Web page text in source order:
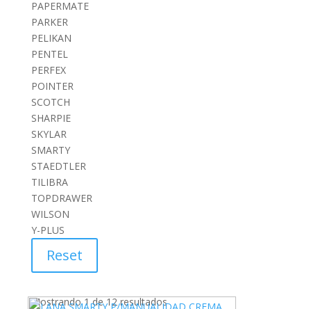
PAPERMATE
PARKER
PELIKAN
PENTEL
PERFEX
POINTER
SCOTCH
SHARPIE
SKYLAR
SMARTY
STAEDTLER
TILIBRA
TOPDRAWER
WILSON
Y-PLUS
Reset
Mostrando 1 de 12 resultados